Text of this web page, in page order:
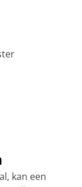
in
wordt
account.
Dan moet
loggen
kan een